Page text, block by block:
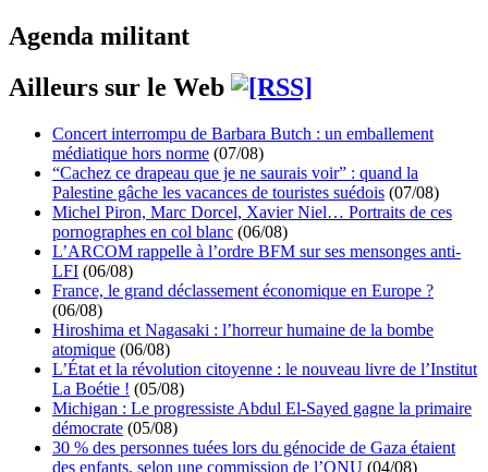
Agenda militant
Ailleurs sur le Web
Concert interrompu de Barbara Butch : un emballement
médiatique hors norme (07/08)
“Cachez ce drapeau que je ne saurais voir” : quand la
Palestine gâche les vacances de touristes suédois (07/08)
Michel Piron, Marc Dorcel, Xavier Niel… Portraits de ces
pornographes en col blanc (06/08)
L’ARCOM rappelle à l’ordre BFM sur ses mensonges anti-
LFI (06/08)
France, le grand déclassement économique en Europe ?
(06/08)
Hiroshima et Nagasaki : l’horreur humaine de la bombe
atomique (06/08)
L’État et la révolution citoyenne : le nouveau livre de l’Institut
La Boétie ! (05/08)
Michigan : Le progressiste Abdul El-Sayed gagne la primaire
démocrate (05/08)
30 % des personnes tuées lors du génocide de Gaza étaient
des enfants, selon une commission de l’ONU (04/08)